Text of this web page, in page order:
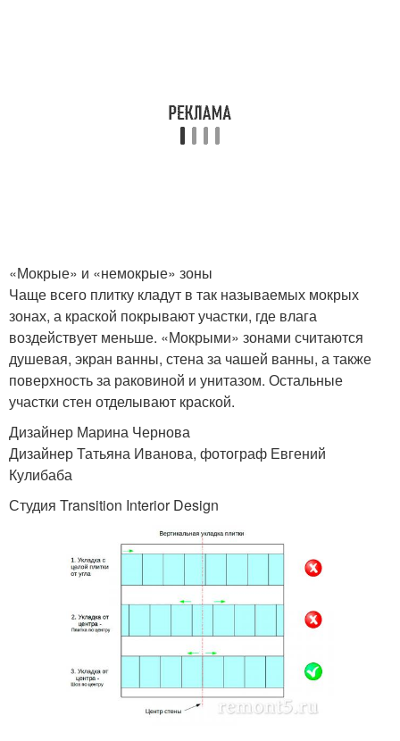
«Мокрые» и «немокрые» зоны
Чаще всего плитку кладут в так называемых мокрых
зонах, а краской покрывают участки, где влага
воздействует меньше. «Мокрыми» зонами считаются
душевая, экран ванны, стена за чашей ванны, а также
поверхность за раковиной и унитазом. Остальные
участки стен отделывают краской.
Дизайнер Марина Чернова
Дизайнер Татьяна Иванова, фотограф Евгений
Кулибаба
Студия Transition Interior Design